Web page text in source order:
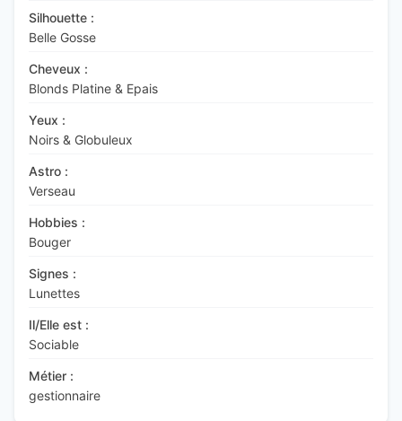
Silhouette :
Belle Gosse
Cheveux :
Blonds Platine & Epais
Yeux :
Noirs & Globuleux
Astro :
Verseau
Hobbies :
Bouger
Signes :
Lunettes
Il/Elle est :
Sociable
Métier :
gestionnaire